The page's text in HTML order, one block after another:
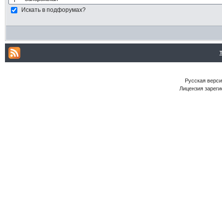
Искать в подфорумах?
Русская
Лицензия